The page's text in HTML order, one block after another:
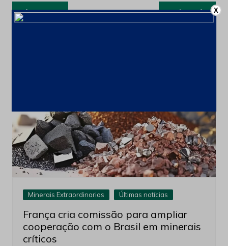
Navegação
de
Anterior Próximo
Minerais Extraordinarios Últimas notícias
França cria comissão para ampliar
cooperação com o Brasil em minerais
críticos
X